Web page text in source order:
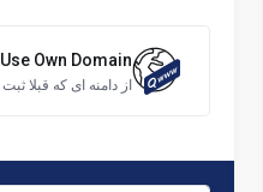
Use Own Domain
از دامنه ای که قبلا